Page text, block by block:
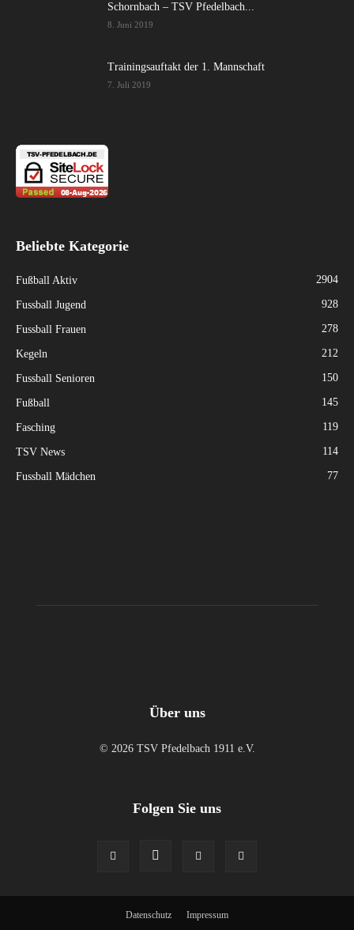
Schornbach – TSV Pfedelbach...
8. Juni 2019
Trainingsauftakt der 1. Mannschaft
7. Juli 2019
Beliebte Kategorie
Fußball Aktiv 2904
Fussball Jugend 928
Fussball Frauen 278
Kegeln 212
Fussball Senioren 150
Fußball 145
Fasching 119
TSV News 114
Fussball Mädchen 77
Über uns
© 2026 TSV Pfedelbach 1911 e.V.
Folgen Sie uns
Datenschutz Impressum